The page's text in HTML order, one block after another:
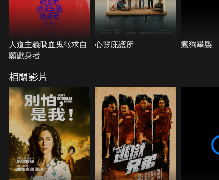
人道主義吸血鬼徵求自
願獻身者
心靈庇護所 瘋狗畢製
相關影片